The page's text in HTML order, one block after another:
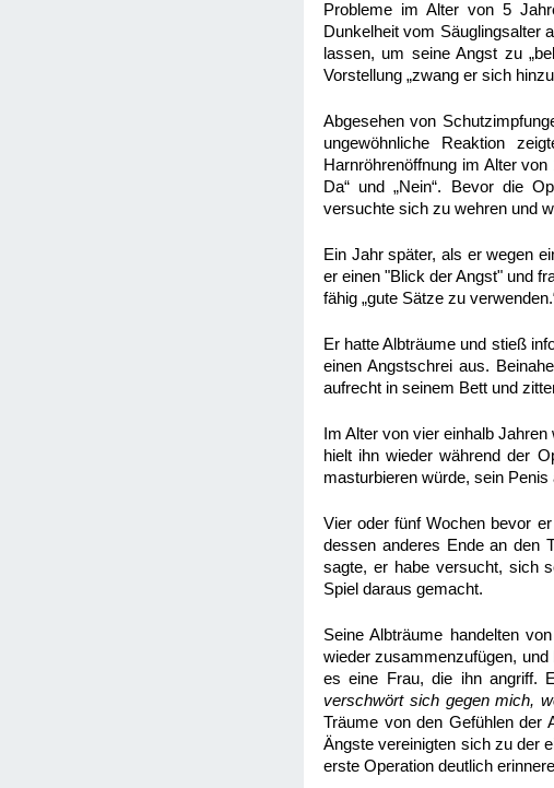
Probleme im Alter von 5
Dunkelheit vom Säuglingsalter
lassen, um seine Angst zu
Vorstellung „zwang er sich
Abgesehen von
ungewöhnliche Reaktion
Harnröhrenöffnung im Alter
Da“ und „Nein“. Bevor die
versuchte sich zu wehren und
Ein Jahr später, als er wegen
er einen "Blick der Angst" und
fähig „gute Sätze zu
Er hatte Albträume und stieß
einen Angstschrei aus.
aufrecht in seinem Bett und
Im Alter von vier einhalb
hielt ihn wieder während der
masturbieren würde, sein
Vier oder fünf Wochen bevor
dessen anderes Ende an den
sagte, er habe versucht, sich
Spiel daraus gemacht.
Seine Albträume handelten
wieder zusammenzufügen,
es eine Frau, die ihn angriff.
verschwört sich gegen mich,
Träume von den Gefühlen der
Ängste vereinigten sich zu der
erste Operation deutlich